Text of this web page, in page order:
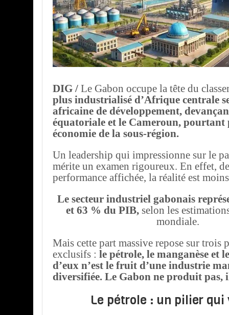
DIG / Le Gabon occupe la tête du
plus industrialisé d’Afrique centrale
africaine de développement,
équatoriale et le Cameroun, pourtant
économie de la sous-région.
Un leadership qui impressionne sur le
mérite un examen rigoureux. En effet,
performance affichée, la réalité est
Le secteur industriel gabonais
et 63 % du PIB, selon les
mondiale.
Mais cette part massive repose sur trois
exclusifs : le pétrole, le manganèse et
d’eux n’est le fruit d’une industrie
diversifiée. Le Gabon ne produit pas,
Le pétrole : un pilier